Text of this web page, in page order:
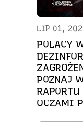
LIP 01,
POLACY
POZNAJ
OCZAMI